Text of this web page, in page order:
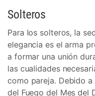
Solteros
Para los solteros, la
elegancia es el arma
a formar una unión
las cualidades
como pareja. Debido
del Fuego del Mes del